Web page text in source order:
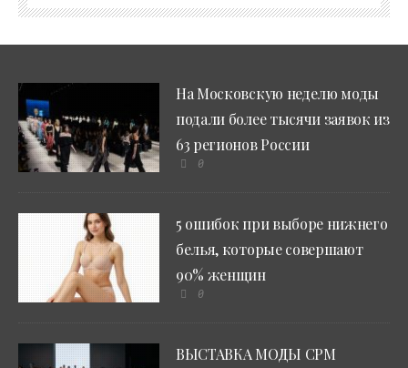
На Московскую неделю моды
подали более тысячи заявок из
63 регионов России
0
5 ошибок при выборе нижнего
белья, которые совершают
90% женщин
0
ВЫСТАВКА МОДЫ CPM